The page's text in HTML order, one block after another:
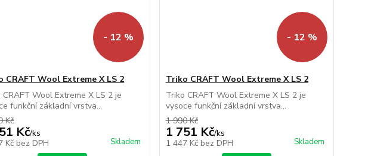
- 12 %
CRAFT Wool Extreme X LS 2
CRAFT Wool Extreme X LS 2 je
funkční základní vrstva...
Kč
Kč/ks
Kč bez DPH Skladem
- 12 %
Triko CRAFT Wool Extreme X LS 2
Triko CRAFT Wool Extreme X LS 2 je
vysoce funkční základní vrstva...
1 990 Kč
1 751 Kč/ks
1 447 Kč bez DPH Skladem